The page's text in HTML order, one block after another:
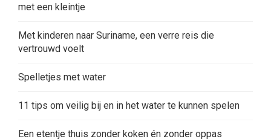
met een kleintje
Met kinderen naar Suriname, een verre reis die
vertrouwd voelt
Spelletjes met water
11 tips om veilig bij en in het water te kunnen spelen
Een etentje thuis zonder koken én zonder oppas